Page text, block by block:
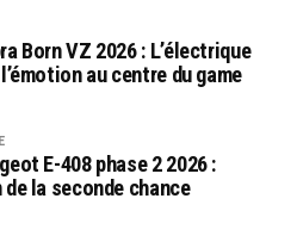
Born VZ 2026 : L’électrique
au centre du game
E-408 phase 2 2026 :
de la seconde chance